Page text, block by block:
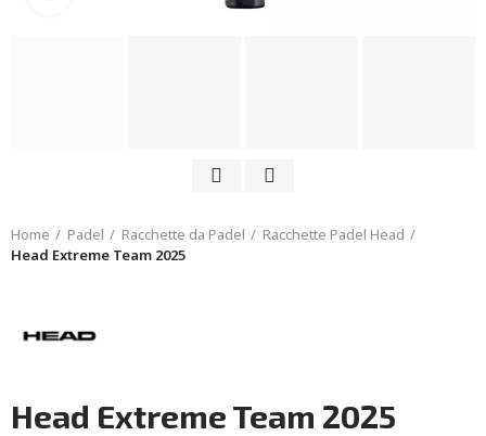
Home Padel Racchette da Padel
Racchette Padel Head
Head Extreme Team 2025
Head Extreme Team 2025